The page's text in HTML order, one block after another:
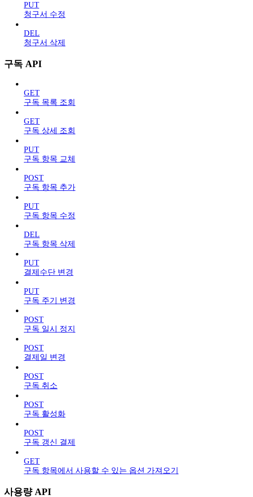
PUT
청구서 수정
DEL
청구서 삭제
구독 API
GET
구독 목록 조회
GET
구독 상세 조회
PUT
구독 항목 교체
POST
구독 항목 추가
PUT
구독 항목 수정
DEL
구독 항목 삭제
PUT
결제수단 변경
PUT
구독 주기 변경
POST
구독 일시 정지
POST
결제일 변경
POST
구독 취소
POST
구독 활성화
POST
구독 갱신 결제
GET
구독 항목에서 사용할 수 있는 옵션 가져오기
사용량 API